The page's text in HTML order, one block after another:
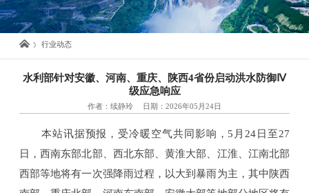
人才培养
科技创新
党建与文化
重要资讯
行业动态
水利部针对安徽、河南、重庆、陕西4省份启动洪水防御Ⅳ
级应急响应
作者：续静玲 日期：2026年05月24日
本站讯据预报，受冷暖空气共同影响，5月24日至27
日，西南东部北部、西北东部、黄淮大部、江淮、江南北部
西部等地将有一次强降雨过程，以大到暴雨为主，其中陕西